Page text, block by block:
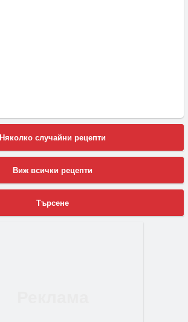
Няколко случайни рецепти
Виж всички рецепти
Търсене